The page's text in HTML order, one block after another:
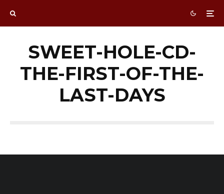
SWEET-HOLE-CD-
THE-FIRST-OF-THE-
LAST-DAYS